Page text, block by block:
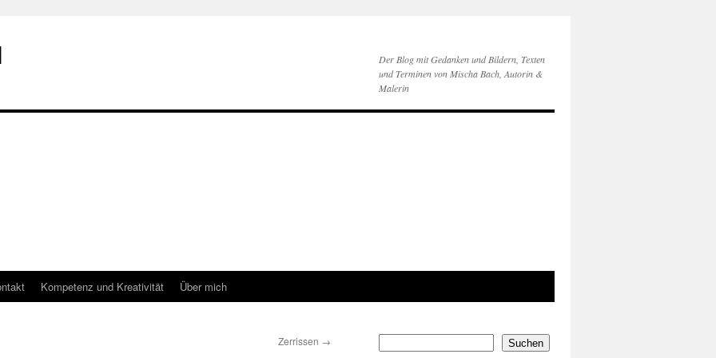
Der Blog mit Gedanken und Bildern, Texten
und Terminen von Mischa Bach, Autorin &
Malerin
Kompetenz und Kreativität Über mich
Zerrissen → Suchen